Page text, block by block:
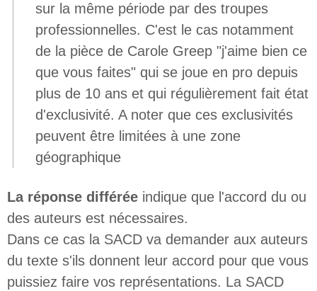
sur la même période par des troupes
professionnelles. C'est le cas notamment
de la pièce de Carole Greep "j'aime bien ce
que vous faites" qui se joue en pro depuis
plus de 10 ans et qui régulièrement fait état
d'exclusivité. A noter que ces exclusivités
peuvent être limitées à une zone
géographique
La réponse différée indique que l'accord du ou
des auteurs est nécessaires.
Dans ce cas la SACD va demander aux auteurs
du texte s'ils donnent leur accord pour que vous
puissiez faire vos représentations. La SACD